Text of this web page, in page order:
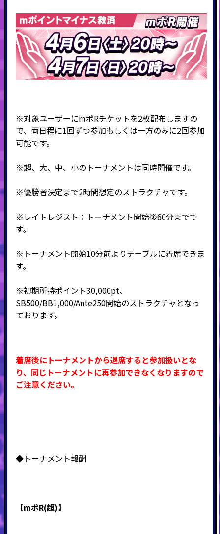
※対象ユーザーにmポRチケットを2枚配布しますの
で、両日程に1回ずつ参加もしくは一方のみに2回参加
可能です。
※超、大、中、小のトーナメントは同時開催です。
※優勝者決定まで2時間想定のストラクチャです。
※ レイトレジスト ： トーナメント開始後60分までで
す。
※トーナメント開始10分前よりテーブルに着席できま
す。
※初期所持ポイント30,000pt、
SB500/BB1,000/Ante250開始のストラクチャとなっ
ております。
着席後にトーナメントから退席すると参加扱いとな
り、同じトーナメントに再参加できなくなりますので
ご注意ください。
◆トーナメント報酬
【mポR(超)】